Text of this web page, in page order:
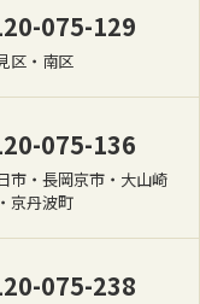
075-129
区・南区
075-136
市・長岡京市・大山崎
京丹波町
075-238